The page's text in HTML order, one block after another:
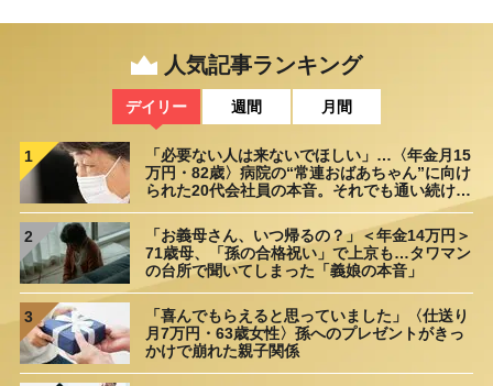
人気記事ランキング
デイリー 週間 月間
1
「必要ない人は来ないでほしい」…〈年金月15
万円・82歳〉病院の“常連おばあちゃん”に向け
られた20代会社員の本音。それでも通い続ける
2
「お義母さん、いつ帰るの？」＜年金14万円＞
71歳母、「孫の合格祝い」で上京も…タワマン
の台所で聞いてしまった「義娘の本音」
3
「喜んでもらえると思っていました」〈仕送り
月7万円・63歳女性〉孫へのプレゼントがきっ
かけで崩れた親子関係